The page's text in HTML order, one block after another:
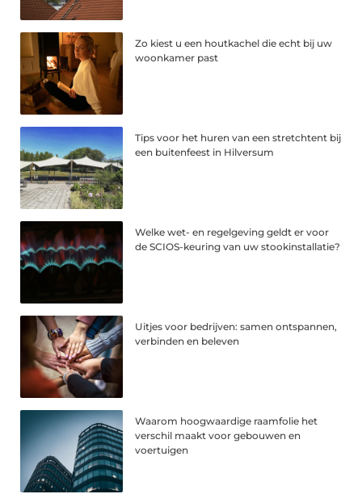
Zo kiest u een houtkachel die echt bij uw
woonkamer past
Tips voor het huren van een stretchtent bij
een buitenfeest in Hilversum
Welke wet- en regelgeving geldt er voor
de SCIOS-keuring van uw stookinstallatie?
Uitjes voor bedrijven: samen ontspannen,
verbinden en beleven
Waarom hoogwaardige raamfolie het
verschil maakt voor gebouwen en
voertuigen